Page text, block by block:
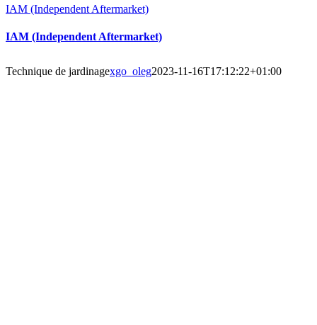
IAM (Independent Aftermarket)
IAM (Independent Aftermarket)
Technique de jardinagexgo_oleg2023-11-16T17:12:22+01:00